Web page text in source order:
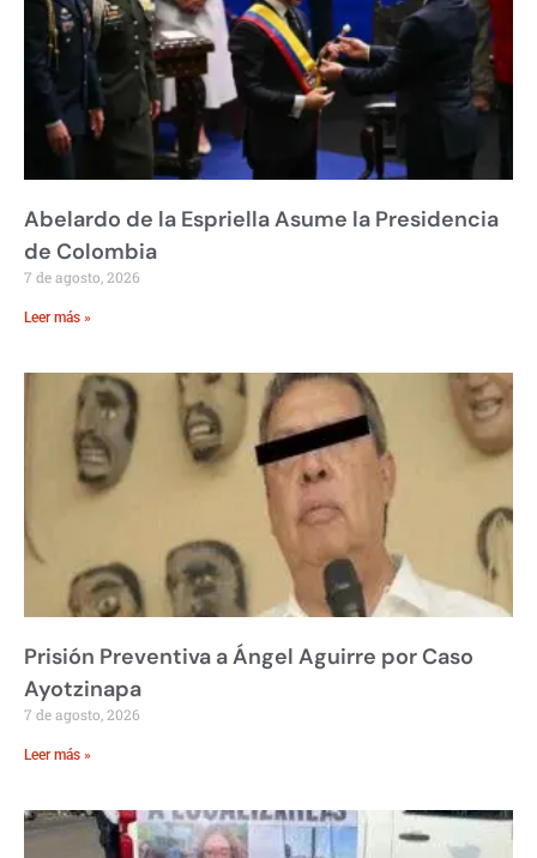
Abelardo de la Espriella Asume la Presidencia
de Colombia
7 de agosto, 2026
Leer más »
Prisión Preventiva a Ángel Aguirre por Caso
Ayotzinapa
7 de agosto, 2026
Leer más »